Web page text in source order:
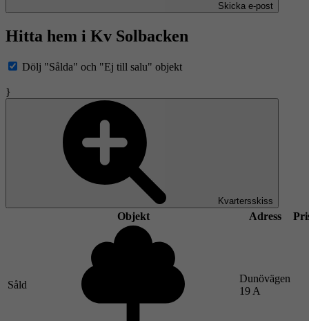
Skicka e-post
Hitta hem i Kv Solbacken
Dölj "Sålda" och "Ej till salu" objekt
}
Kvartersskiss
Objekt Adress
Såld
Dunövägen
19 A